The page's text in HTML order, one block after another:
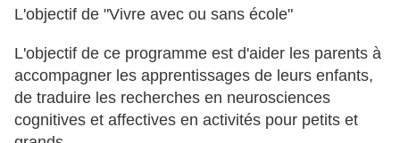
L'objectif de "Vivre avec ou sans école"
L'objectif de ce programme est d'aider les parents à
accompagner les apprentissages de leurs enfants,
de traduire les recherches en neurosciences
cognitives et affectives en activités pour petits et